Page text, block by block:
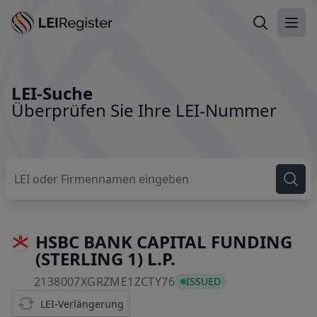
LEI suchen
LEI-Suche
Überprüfen Sie Ihre LEI-Nummer
HSBC BANK CAPITAL FUNDING
(STERLING 1) L.P.
2138007XGRZME1ZCTY762138007XGRZME1ZCTY76
ISSUED
LEI-Verlängerung